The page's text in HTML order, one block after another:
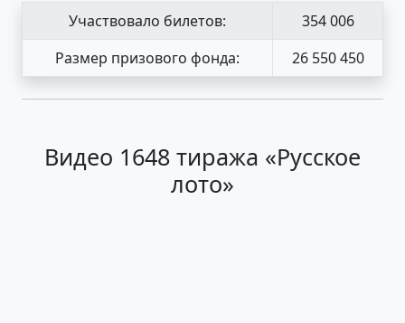
Участвовало билетов:
354 006
Размер призового фонда:
26 550 450
Видео 1648 тиража «Русское
лото»